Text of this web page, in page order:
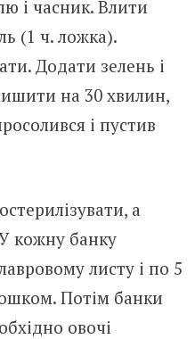
і часник. Влити
(1 ч. ложка).
Додати зелень і
на 30 хвилин,
і пустив
а
кожну банку
листу і по 5
Потім банки
овочі